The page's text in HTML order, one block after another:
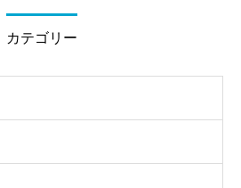
カテゴリー